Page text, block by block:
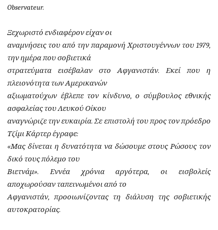
Observateur.
Ξεχωριστό ενδιαφέρον είχαν οι
αναμνήσεις του από την παραμονή Χριστουγέννων του 1979,
την ημέρα που σοβιετικά
στρατεύματα εισέβαλαν στο Αφγανιστάν. Εκεί που η
πλειονότητα των Αμερικανών
αξιωματούχων έβλεπε τον κίνδυνο, ο σύμβουλος εθνικής
ασφαλείας του Λευκού Οίκου
αναγνώριζε την ευκαιρία. Σε επιστολή του προς τον πρόεδρο
Τζίμι Κάρτερ έγραφε:
«Μας δίνεται η δυνατότητα να δώσουμε στους Ρώσους τον
δικό τους πόλεμο του
Βιετνάμ». Εννέα χρόνια αργότερα, οι εισβολείς
αποχωρούσαν ταπεινωμένοι από το
Αφγανιστάν, προοιωνίζοντας τη διάλυση της σοβιετικής
αυτοκρατορίας.